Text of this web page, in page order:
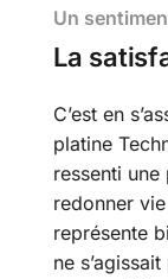
Un
La
C’est en
platine
ressenti
redonner
représente
ne